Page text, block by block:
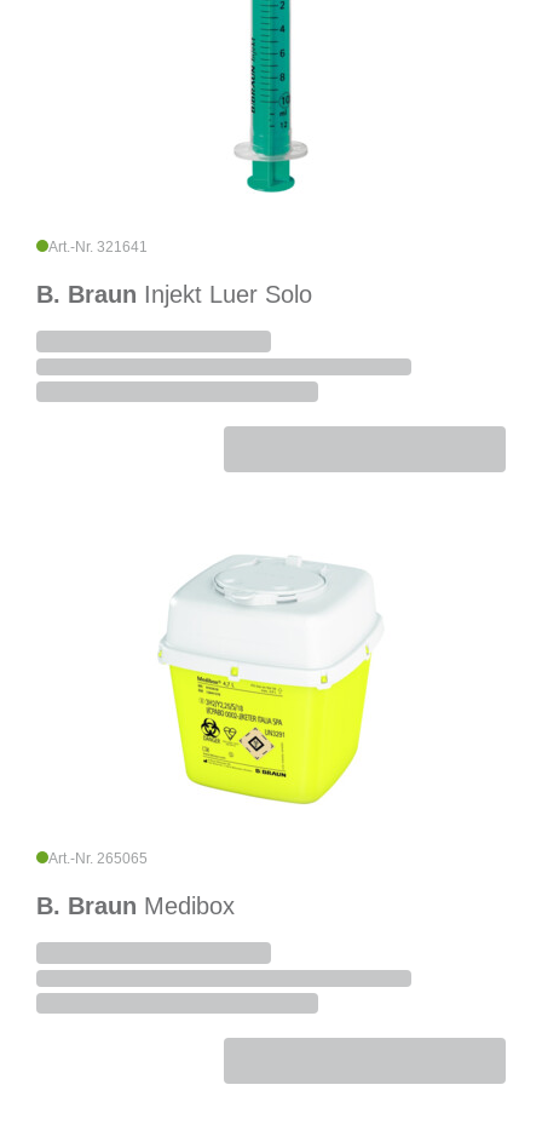
Art.-Nr. 321641
B. Braun Injekt Luer Solo
Art.-Nr. 265065
B. Braun Medibox